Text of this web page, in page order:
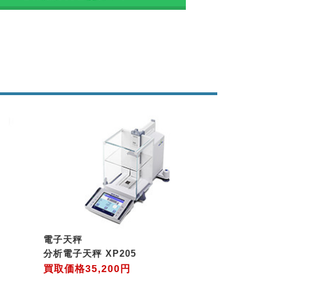
電子天秤
分析電子天秤 XP205
買取価格35,200円